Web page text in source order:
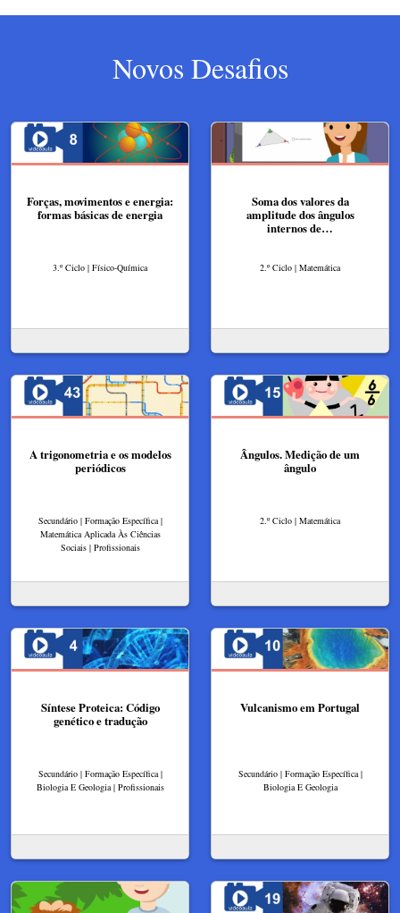
Novos Desafios
Forças, movimentos e energia:
formas básicas de energia
3.º Ciclo | Físico-Química
Soma dos valores da
amplitude dos ângulos
internos de…
2.º Ciclo | Matemática
A trigonometria e os modelos
periódicos
Secundário | Formação Específica |
Matemática Aplicada Às Ciências
Sociais | Profissionais
Ângulos. Medição de um
ângulo
2.º Ciclo | Matemática
Síntese Proteica: Código
genético e tradução
Secundário | Formação Específica |
Biologia E Geologia | Profissionais
Vulcanismo em Portugal
Secundário | Formação Específica |
Biologia E Geologia